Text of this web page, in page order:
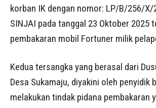
korban IK dengan nomor: LP/B/256/X/
SINJAI pada tanggal 23 Oktober 2025
pembakaran mobil Fortuner milik
Kedua tersangka yang berasal dari
Desa Sukamaju, diyakini oleh penyidik
melakukan tindak pidana pembakaran